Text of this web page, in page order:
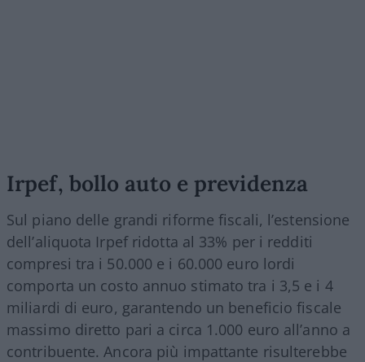
Irpef, bollo auto e previdenza
Sul piano delle grandi riforme fiscali, l’estensione
dell’aliquota Irpef ridotta al 33% per i redditi
compresi tra i 50.000 e i 60.000 euro lordi
comporta un costo annuo stimato tra i 3,5 e i 4
miliardi di euro, garantendo un beneficio fiscale
massimo diretto pari a circa 1.000 euro all’anno a
contribuente. Ancora più impattante risulterebbe